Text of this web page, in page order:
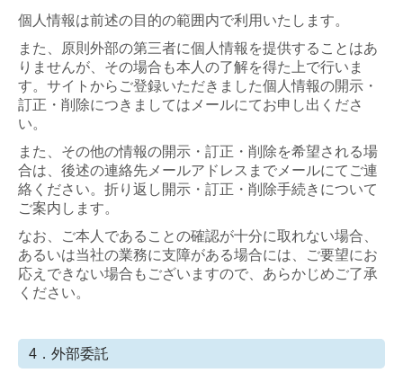
個人情報は前述の目的の範囲内で利用いたします。
また、原則外部の第三者に個人情報を提供することはあ
りませんが、その場合も本人の了解を得た上で行いま
す。サイトからご登録いただきました個人情報の開示・
訂正・削除につきましてはメールにてお申し出くださ
い。
また、その他の情報の開示・訂正・削除を希望される場
合は、後述の連絡先メールアドレスまでメールにてご連
絡ください。折り返し開示・訂正・削除手続きについて
ご案内します。
なお、ご本人であることの確認が十分に取れない場合、
あるいは当社の業務に支障がある場合には、ご要望にお
応えできない場合もございますので、あらかじめご了承
ください。
4．外部委託